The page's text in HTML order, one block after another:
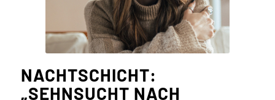
NACHTSCHICHT:
„SEHNSUCHT NACH